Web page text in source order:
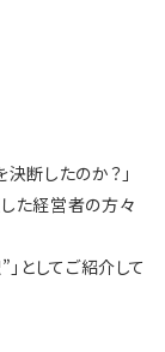
断したのか？」
た経営者の方々
としてご紹介して